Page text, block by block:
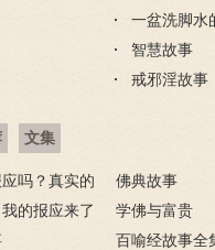
一盆洗脚水
智慧故事
戒邪淫故事
文集
吗？真实的
佛典故事
的报应来了
，妻淫人
学佛与富贵
百喻经故事全